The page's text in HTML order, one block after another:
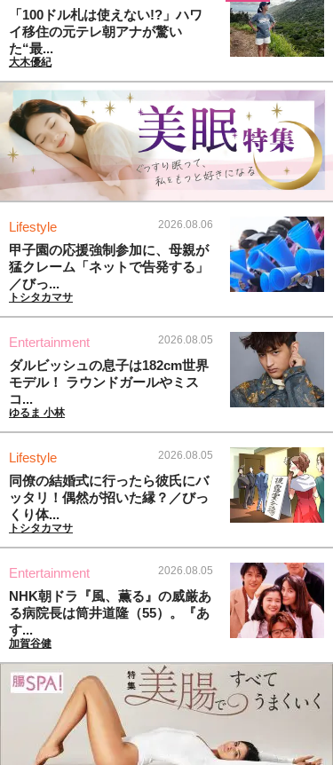
「100ドル札は使えない!?」ハワ
イ移住の元テレ朝アナが驚い
た“最...
大木優紀
Lifestyle 2026.08.06
甲子園の応援強制参加に、母親が
猛クレーム「ネットで告発する」
／びっ...
トシタカマサ
Entertainment 2026.08.05
ダルビッシュの息子は182cm世界
モデル！ ラウンドガールやミス
コ...
ゆるま 小林
Lifestyle 2026.08.05
同僚の結婚式に行ったら彼氏にバ
ッタリ！偶然が招いた縁？／びっ
くり体...
トシタカマサ
Entertainment 2026.08.05
NHK朝ドラ『風、薫る』の威厳あ
る病院長は筒井道隆（55）。『あ
す...
加賀谷健